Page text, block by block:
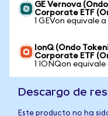
GE Vernova
Corporate ETF
1 GEVon equivale
IonQ (Ondo
Corporate ETF
1 IONQon equivale
Descargo de
Este producto no ha